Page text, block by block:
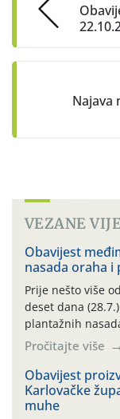
Najava
VEZANE
Obavijest
nasada oraha i
Prije nešto više
deset dana
plantažnih
leta i
orahove muhe
traje drugi
izražen zadnja
temperature
Pročitajte više
Obavijest
Karlovačke
muhe